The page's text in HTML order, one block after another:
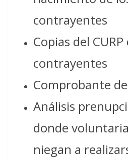
contrayentes
Copias del CURP
contrayentes
Comprobante
Análisis
donde
niegan a